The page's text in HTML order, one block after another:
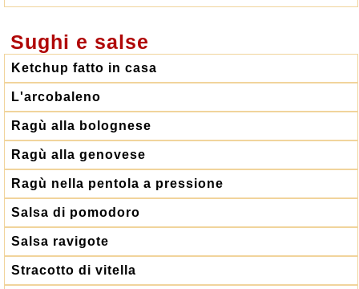
Sughi e salse
Ketchup fatto in casa
L'arcobaleno
Ragù alla bolognese
Ragù alla genovese
Ragù nella pentola a pressione
Salsa di pomodoro
Salsa ravigote
Stracotto di vitella